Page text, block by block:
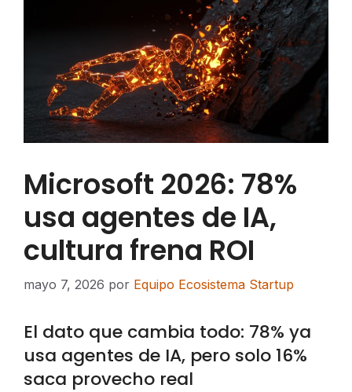
Microsoft 2026: 78%
usa agentes de IA,
cultura frena ROI
mayo 7, 2026 por Equipo Ecosistema Startup
El dato que cambia todo: 78% ya
usa agentes de IA, pero solo 16%
saca provecho real